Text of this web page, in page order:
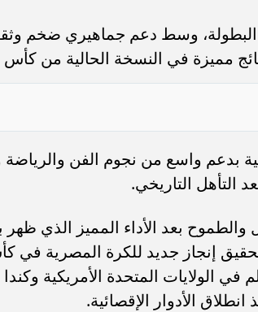
وسط دعم جماهيري ضخم
مميزة في النسخة الحالية من كأس
واسع من نجوم الفن والرياضة
التأهل التاريخي.
بعد الأداء المميز الذي ظهر
في الولايات المتحدة الأمريكية
الأدوار الإقصائية.